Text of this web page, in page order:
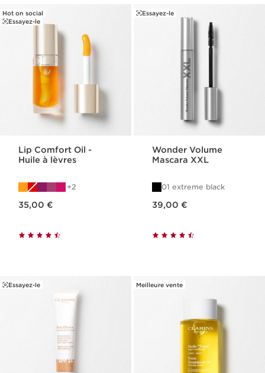
Hot on social
Essayez-le
Lip Comfort Oil -
Huile à lèvres
2
35,00 €
Essayez-le
Wonder Volume
Mascara XXL
01 extreme black
39,00 €
Essayez-le Meilleure vente